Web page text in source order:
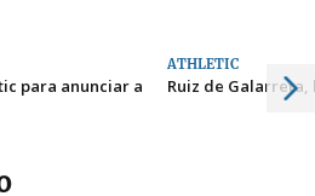
para anunciar a
ATHLETIC
Ruiz de